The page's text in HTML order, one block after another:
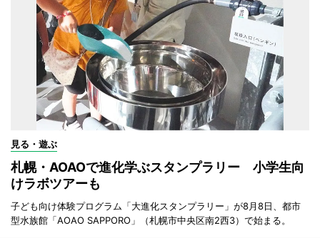
見る・遊ぶ
札幌・AOAOで進化学ぶスタンプラリー 小学生向
けラボツアーも
子ども向け体験プログラム「大進化スタンプラリー」が8月8日、都市
型水族館「AOAO SAPPORO」（札幌市中央区南2西3）で始まる。